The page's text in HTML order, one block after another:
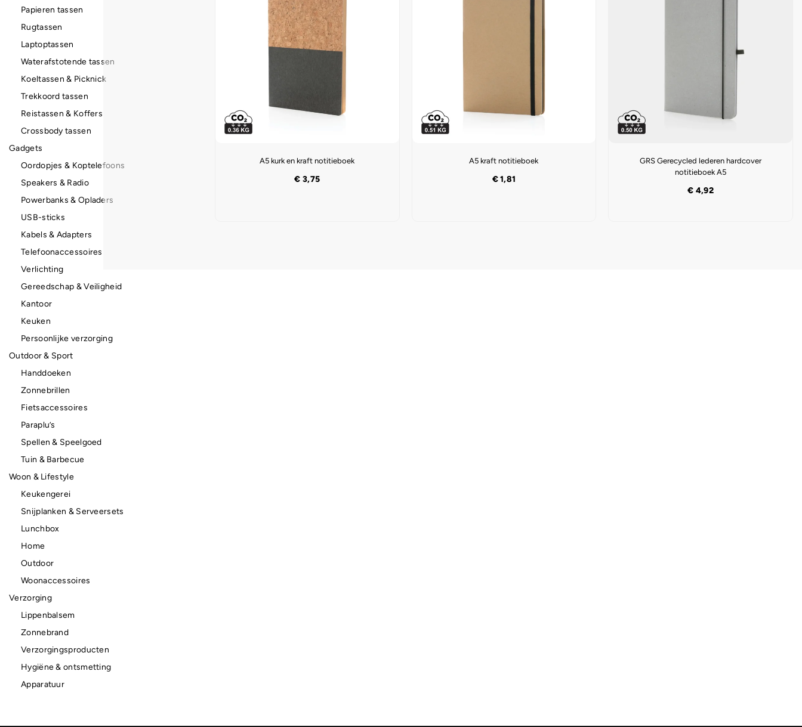
A5 kurk en kraft notitieboek
€ 3,75
A5 kraft notitieboek
€1,81
GRS Gerecycled lederen hardcover
notitieboek A5
€ 4,92
Papieren tassen
Rugtassen
Laptoptassen
Waterafstotende tassen
Koeltassen & Picknick
Trekkoord tassen
Reistassen & Koffers
Crossbody tassen
Gadgets
Oordopjes & Koptelefoons
Speakers & Radio
Powerbanks & Opladers
USB-sticks
Kabels & Adapters
Telefoonaccessoires
Verlichting
Gereedschap & Veiligheid
Kantoor
Keuken
Persoonlijke verzorging
Outdoor & Sport
Handdoeken
Zonnebrillen
Fietsaccessoires
Paraplu’s
Spellen & Speelgoed
Tuin & Barbecue
Woon & Lifestyle
Keukengerei
Snijplanken & Serveersets
Lunchbox
Home
Outdoor
Woonaccessoires
Verzorging
Lippenbalsem
Zonnebrand
Verzorgingsproducten
Hygiëne & ontsmetting
Apparatuur